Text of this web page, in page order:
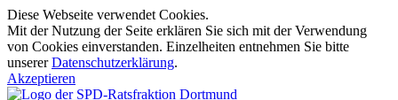
Diese Webseite verwendet Cookies.
Mit der Nutzung der Seite erklären Sie sich mit der Verwendung
von Cookies einverstanden. Einzelheiten entnehmen Sie bitte
unsererDatenschutzerklärung.
Akzeptieren